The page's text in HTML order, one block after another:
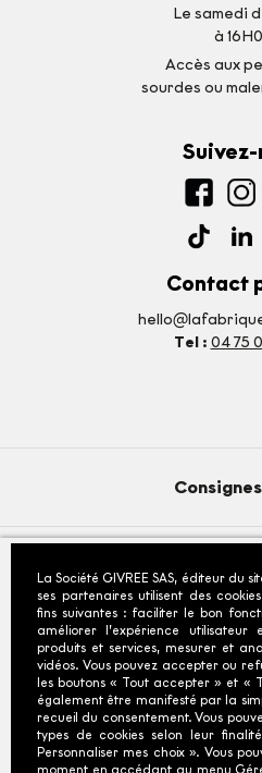
La Société GIVREE SAS, éditeur du
ses partenaires utilisent des
fins suivantes : faciliter le bon
améliorer l’expérience
produits et services, mesurer et
vidéos. Vous pouvez accepter ou
les boutons « Tout accepter » et «
également être manifesté par la
recueil du consentement. Vous
types de cookies selon leur
Personnaliser mes choix ». Vous
moment en accédant au menu
Le samedi
à
Accès aux
sourdes ou
Suivez-
Contact
Tel : 04 75
© 2026 - La Fabrique
Fiche produit relative aux
*Depuis la France : prix